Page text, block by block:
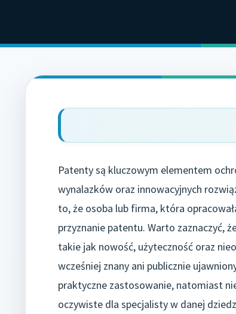
Patenty są kluczowym elementem
wynalazków oraz innowacyjnych
to, że osoba lub firma, która
przyznanie patentu. Warto zaznaczyć,
takie jak nowość, użyteczność oraz
wcześniej znany ani publicznie
praktyczne zastosowanie, natomiast
oczywiste dla specjalisty w danej